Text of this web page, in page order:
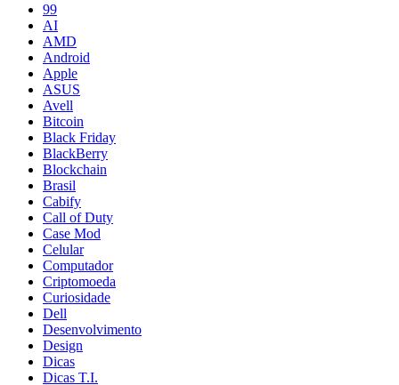
99
AI
AMD
Android
Apple
ASUS
Avell
Bitcoin
Black Friday
BlackBerry
Blockchain
Brasil
Cabify
Call of Duty
Case Mod
Celular
Computador
Criptomoeda
Curiosidade
Dell
Desenvolvimento
Design
Dicas
Dicas T.I.